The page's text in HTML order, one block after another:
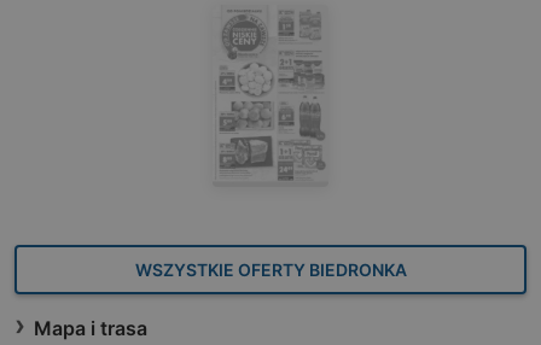
WSZYSTKIE OFERTY BIEDRONKA
Mapa i trasa